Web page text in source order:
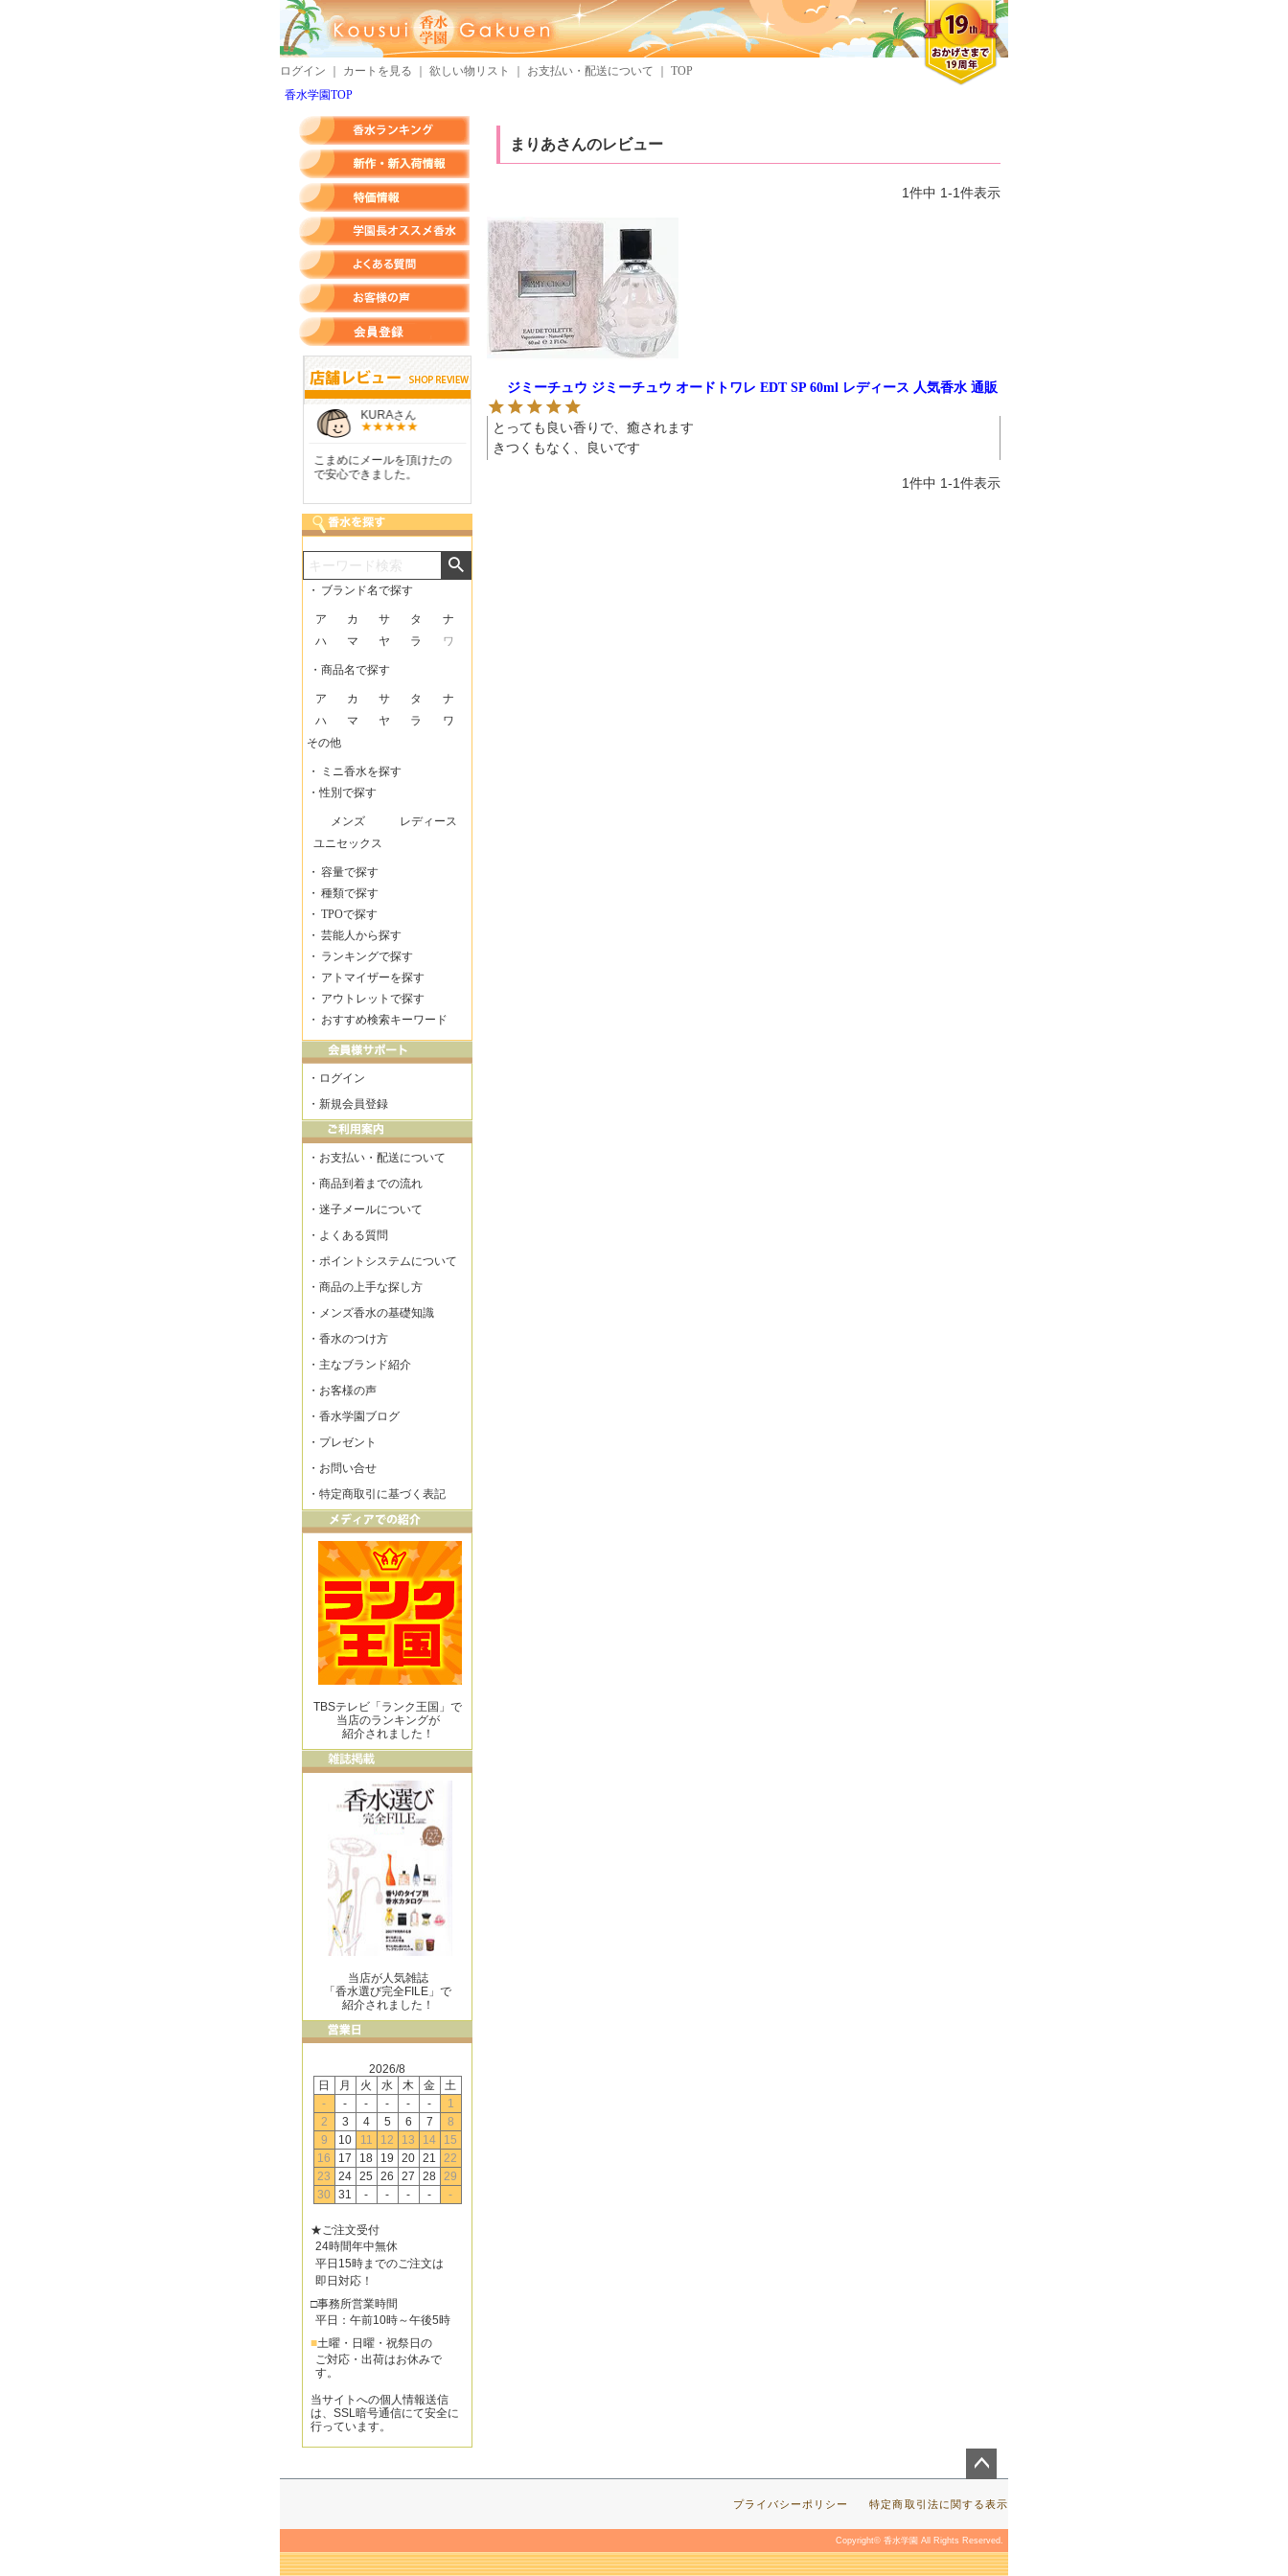
ログイン カートを見る 欲しい物リスト お支払い・配送について
TOP
香水学園TOP
まりあさんのレビュー
1件中 1-1件表示
ジミーチュウ ジミーチュウ オードトワレ EDT SP 60ml レディース 人気香水 通販
とっても良い香りで、癒されます
きつくもなく、良いです
1件中 1-1件表示
KURAさん
こまめにメールを頂けたの
で安心できました。
しらすさん
商品が早く届いたのでよか
した。またよろしくお願い
おまけありがとうございま
した。早速レビューを書き
ました！
・ ブランド名で探す
ア カ サ タ
ナ
ハ
マ ヤ ラ ワ
・商品名で探す
ア カ サ タ
ナ
ハ
マ ヤ ラ
ワ
その他
・
ミニ香水を探す
・性別で探す
メンズ
レディース
ユニセックス
・ 容量で探す
・ 種類で探す
・ TPOで探す
・ 芸能人から探す
・ ランキングで探す
・ アトマイザーを探す
・ アウトレットで探す
・ おすすめ検索キーワード
・ ログイン
・ 新規会員登録
・ お支払い・配送について
・ 商品到着までの流れ
・ 迷子メールについて
・ よくある質問
・ ポイントシステムについて
・ 商品の上手な探し方
・ メンズ香水の基礎知識
・ 香水のつけ方
・ 主なブランド紹介
・ お客様の声
・ 香水学園ブログ
・ プレゼント
・ お問い合せ
・ 特定商取引に基づく表記
TBSテレビ「ランク王国」で
当店のランキングが
紹介されました！
当店が人気雑誌
「香水選び完全FILE」で
紹介されました！
2026/8
日
月 火 水 木 金
土
-
- - - - -
1
2
3 4 5 6 7
8
9
10 11 12 13 14
15
16
17 18 19 20 21
22
23
24 25 26 27 28 29
30
31 - - - - -
★ご注文受付
24時間年中無休
平日15時までのご注文は
即日対応！
□事務所営業時間
平日：午前10時～午後5時
■土曜・日曜・祝祭日の
ご対応・出荷はお休みで
す。
当サイトへの個人情報送信
は、SSL暗号通信にて安全に
行っています。
ジト
ップ
へ
プライバシーポリシー 特定商取引法に関する表示
Copyright© 香水学園 All Rights Reserved.